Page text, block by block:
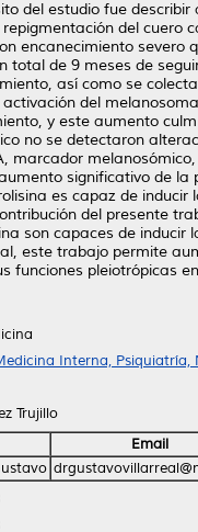
del estudio fue
del cuero
encanecimiento severo
total de 9 meses de
así como se
del
y este aumento
no se detectaron
marcador
significativo de
es capaz de
del presente
son capaces de
este trabajo permite
funciones pleiotrópicas
Interna, Psiquiatría,
Trujillo
Email